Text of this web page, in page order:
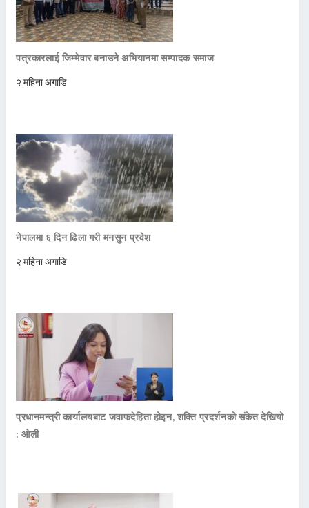
पत्रकारलाई जिम्मेवार बनाउने अभियानमा सम्पादक समाज
२ महिना अगाडि
नेपालमा ६ दिन ढिला गरी मनसुन प्रवेश
२ महिना अगाडि
प्रधानमन्त्री कार्यालयबाट जवाफदेहिता होइन, शक्ति प्रदर्शनको संकेत देखियो
: ओली